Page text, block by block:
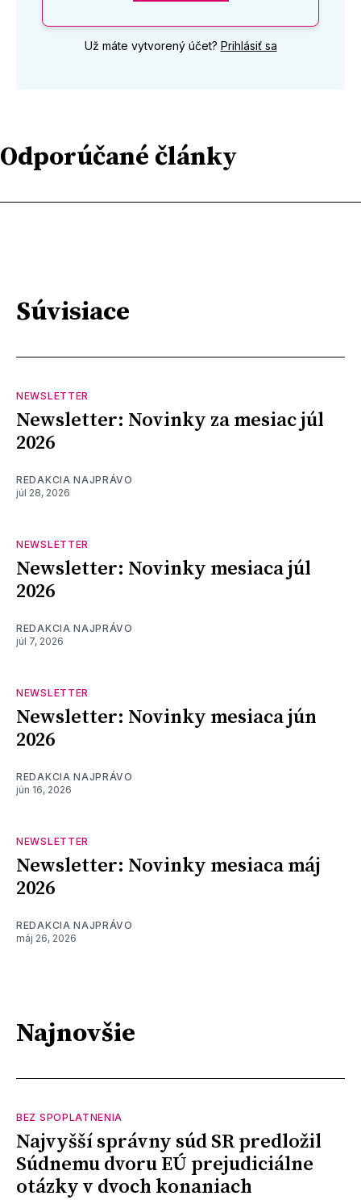
Už máte vytvorený účet? Prihlásiť sa
Odporúčané články
Súvisiace
NEWSLETTER
Newsletter: Novinky za mesiac júl
2026
REDAKCIA NAJPRÁVO
júl 28, 2026
NEWSLETTER
Newsletter: Novinky mesiaca júl
2026
REDAKCIA NAJPRÁVO
júl 7, 2026
NEWSLETTER
Newsletter: Novinky mesiaca jún
2026
REDAKCIA NAJPRÁVO
jún 16, 2026
NEWSLETTER
Newsletter: Novinky mesiaca máj
2026
REDAKCIA NAJPRÁVO
máj 26, 2026
Najnovšie
BEZ SPOPLATNENIA
Najvyšší správny súd SR predložil
Súdnemu dvoru EÚ prejudiciálne
otázky v dvoch konaniach